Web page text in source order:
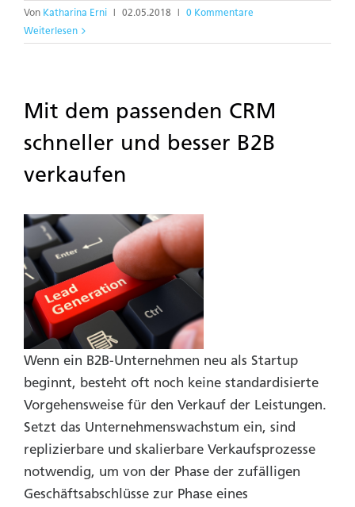
Von Katharina Erni 02.05.2018
0 Kommentare
Weiterlesen
Mit dem passenden CRM
schneller und besser B2B
verkaufen
Wenn ein B2B-Unternehmen neu als Startup
beginnt, besteht oft noch keine standardisierte
Vorgehensweise für den Verkauf der Leistungen.
Setzt das Unternehmenswachstum ein, sind
replizierbare und skalierbare Verkaufsprozesse
notwendig, um von der Phase der zufälligen
Geschäftsabschlüsse zur Phase eines